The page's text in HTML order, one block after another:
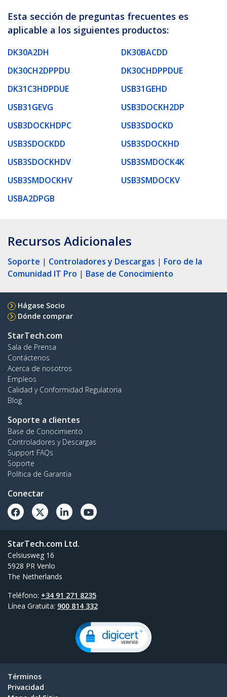
Esta sección de preguntas frecuentes es
aplicable a los siguientes productos:
DK30A2DH
DK30BACDD
DK30CH2DPPDU
DK30CHDPPDUE
DK31C3HDPDUE
USB31GEHD
USB31GEVG
USB3DOCKH2DP
USB3DOCKHDPC
USB3SDOCKD
USB3SDOCKDD
USB3SDOCKHD
USB3SDOCKHDV
USB3SMDOCK4K
USB3SMDOCKHV
USB3SMDOCKV
USBA2DPGB
Recursos Adicionales
Soporte | Controladores y Descargas | Foro de la
Comunidad IT Pro | Base de Conocimiento
Hágase Socio
Dónde comprar
StarTech.com
Sala de Prensa
Contáctenos
Acerca de nosotros
Empleos
Calidad y Conformidad Regulatoria
Blog
Soporte a clientes
Base de Conocimiento
Controladores y Descargas
Support FAQs
Soporte
Política de Garantía
Conectar
StarTech.com Ltd.
Celsiusweg 16
5928 PR Venlo
The Netherlands
Teléfono: +34 91 271 8235
Línea Gratuita: 900 814 332
Términos
Privacidad